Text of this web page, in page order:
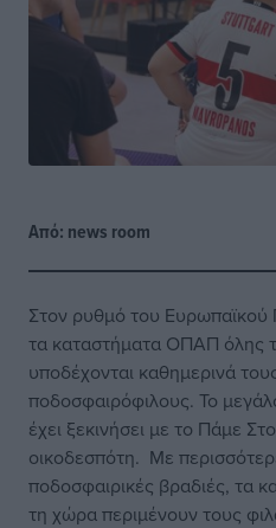
Από: news room
Στον ρυθμό του Ευρωπαϊκού
τα καταστήματα ΟΠΑΠ όλης
υποδέχονται καθημερινά
ποδοσφαιρόφιλους. Το
έχει ξεκινήσει με το Πάμε
οικοδεσπότη. Με
ποδοσφαιρικές βραδιές, τα
τη χώρα περιμένουν τους